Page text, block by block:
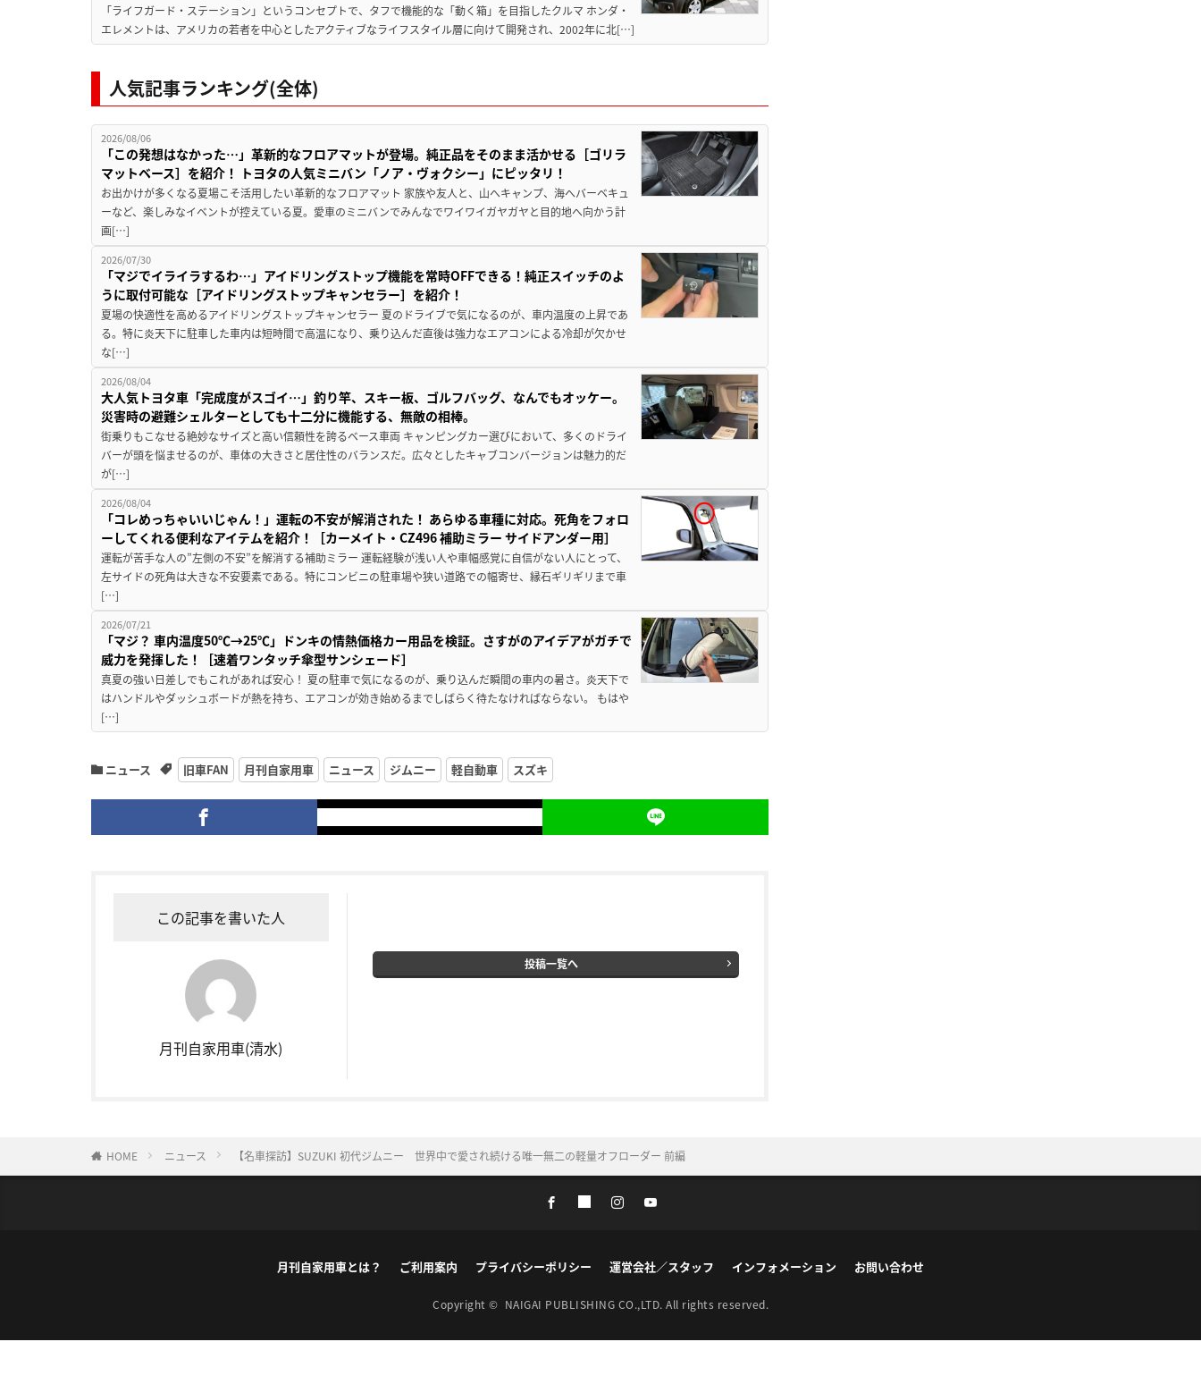
「ライフガード・ステーション」というコンセプトで、タフで機能的な「動く箱」を目指したクルマ ホンダ・
エレメントは、アメリカの若者を中心としたアクティブなライフスタイル層に向けて開発され、2002年に北[…]
人気記事ランキング(全体)
2026/08/06
「この発想はなかった…」革新的なフロアマットが登場。純正品をそのまま活かせる［ゴリラ
マットベース］を紹介！ トヨタの人気ミニバン「ノア・ヴォクシー」にピッタリ！
お出かけが多くなる夏場こそ活用したい革新的なフロアマット 家族や友人と、山へキャンプ、海へバーベキュ
ーなど、楽しみなイベントが控えている夏。愛車のミニバンでみんなでワイワイガヤガヤと目的地へ向かう計
画[…]
2026/07/30
「マジでイライラするわ…」アイドリングストップ機能を常時OFFできる！純正スイッチのよ
うに取付可能な［アイドリングストップキャンセラー］を紹介！
夏場の快適性を高めるアイドリングストップキャンセラー 夏のドライブで気になるのが、車内温度の上昇であ
る。特に炎天下に駐車した車内は短時間で高温になり、乗り込んだ直後は強力なエアコンによる冷却が欠かせ
な[…]
2026/08/04
大人気トヨタ車「完成度がスゴイ…」釣り竿、スキー板、ゴルフバッグ、なんでもオッケー。
災害時の避難シェルターとしても十二分に機能する、無敵の相棒。
街乗りもこなせる絶妙なサイズと高い信頼性を誇るベース車両 キャンピングカー選びにおいて、多くのドライ
バーが頭を悩ませるのが、車体の大きさと居住性のバランスだ。広々としたキャブコンバージョンは魅力的だ
が[…]
2026/08/04
「コレめっちゃいいじゃん！」運転の不安が解消された！ あらゆる車種に対応。死角をフォロ
ーしてくれる便利なアイテムを紹介！［カーメイト・CZ496 補助ミラー サイドアンダー用］
運転が苦手な人の”左側の不安”を解消する補助ミラー 運転経験が浅い人や車幅感覚に自信がない人にとって、
左サイドの死角は大きな不安要素である。特にコンビニの駐車場や狭い道路での幅寄せ、縁石ギリギリまで車
[…]
2026/07/21
「マジ？ 車内温度50℃→25℃」ドンキの情熱価格カー用品を検証。さすがのアイデアがガチで
威力を発揮した！［速着ワンタッチ傘型サンシェード］
真夏の強い日差しでもこれがあれば安心！ 夏の駐車で気になるのが、乗り込んだ瞬間の車内の暑さ。炎天下で
はハンドルやダッシュボードが熱を持ち、エアコンが効き始めるまでしばらく待たなければならない。 もはや
[…]
ニュース 旧車FAN 月刊自家用車 ニュース ジムニー 軽自動車 スズキ
この記事を書いた人
月刊自家用車(清水)
投稿一覧へ
HOME ニュース 【名車探訪】SUZUKI 初代ジムニー 世界中で愛され続ける唯一無二の軽量オフローダー 前編
月刊自家用車とは？ ご利用案内 プライバシーポリシー 運営会社／スタッフ インフォメーション お問い合わせ
Copyright © NAIGAI PUBLISHING CO.,LTD. All rights reserved.